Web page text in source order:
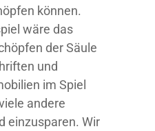
können.
wäre das
der Säule
und
im Spiel
andere
einzusparen. Wir